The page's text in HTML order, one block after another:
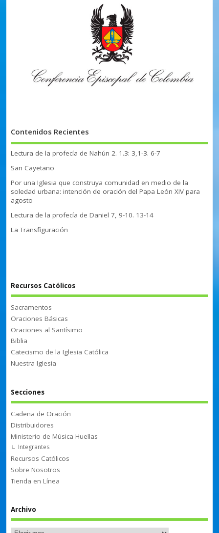
Contenidos Recientes
Lectura de la profecía de Nahún 2. 1.3: 3,1-3. 6-7
San Cayetano
Por una Iglesia que construya comunidad en medio de la
soledad urbana: intención de oración del Papa León XIV para
agosto
Lectura de la profecía de Daniel 7, 9-10. 13-14
La Transfiguración
Recursos Católicos
Sacramentos
Oraciones Básicas
Oraciones al Santísimo
Biblia
Catecismo de la Iglesia Católica
Nuestra Iglesia
Secciones
Cadena de Oración
Distribuidores
Ministerio de Música Huellas
Integrantes
Recursos Católicos
Sobre Nosotros
Tienda en Línea
Archivo